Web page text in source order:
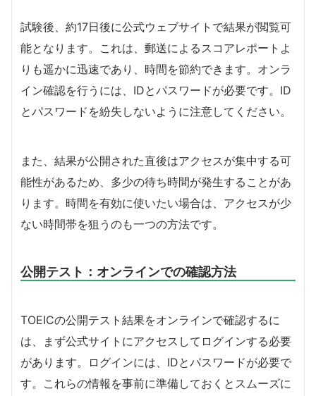
試験後、約17日後に公式ウェブサイトで結果が閲覧可
能となります。これは、郵送によるスコアレポートよ
りも遥かに迅速であり、時間を節約できます。オンラ
イン確認を行うには、IDとパスワードが必要です。ID
とパスワードを紛失しないように注意してください。
また、結果が公開された直後はアクセスが集中する可
能性があるため、多少の待ち時間が発生することがあ
ります。時間を有効に使いたい場合は、アクセスが少
ない時間帯を狙うのも一つの方法です。
公開テスト：オンラインでの確認方法
TOEICの公開テスト結果をオンラインで確認するに
は、まず公式サイトにアクセスしてログインする必要
があります。ログインには、IDとパスワードが必要で
す。これらの情報を事前に準備しておくとスムーズに